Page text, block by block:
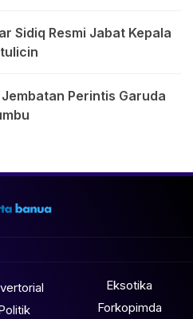
Sidiq Resmi Jabat Kepala
Perintis Garuda
Eksotika
Forkopimda